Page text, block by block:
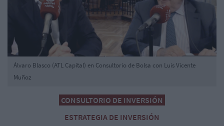
CONSULTORIO DE INVERSIÓN
ESTRATEGIA DE INVERSIÓN
Álvaro Blasco (ATL Capital) en Consultorio de Bolsa con Luis Vicente
Muñoz